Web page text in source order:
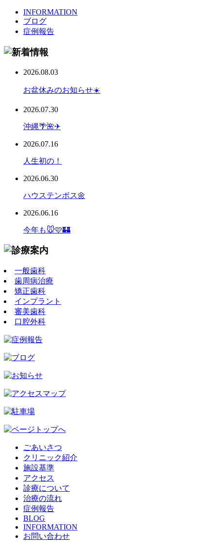
INFORMATION
ブログ
症例報告
2026.08.03
お盆休みのお知らせ☀️
2026.07.30
沖縄🌴🌺✈
2026.07.16
人生初の！
2026.06.30
ハウステンボス🌼
2026.06.16
今年も🐭🩷🏰
一般歯科
歯周病治療
矯正歯科
インプラント
審美歯科
口腔外科
ごあいさつ
クリニック紹介
施設基準
アクセス
診療について
治療の流れ
症例報告
BLOG
INFORMATION
お問い合わせ